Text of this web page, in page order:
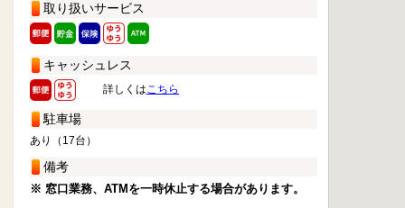
取り扱いサービス
キャッシュレス
詳しくはこちら
駐車場
あり（17台）
備考
※ 窓口業務、ATMを一時休止する場合があります。